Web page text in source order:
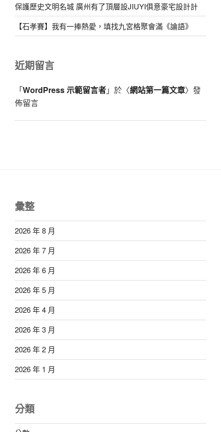
保護歷史文明名城 廣州有了頂層設JIUYI俱意豪宅設計計
【石孝賽】我有一捧熱愛，填找九宮格聚會滿《論語》
近期留言
「WordPress 示範留言者」於〈網站第一篇文章〉發
佈留言
彙整
2026 年 8 月
2026 年 7 月
2026 年 6 月
2026 年 5 月
2026 年 4 月
2026 年 3 月
2026 年 2 月
2026 年 1 月
分類